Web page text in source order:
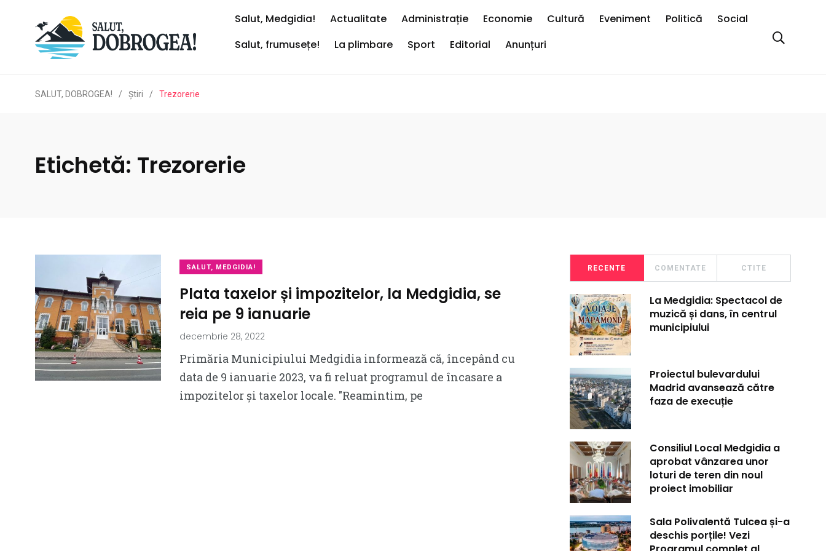
Salut, Medgidia! Actualitate Administrație Economie Cultură Eveniment Politică
Social
Salut, frumusețe!
La plimbare Sport Editorial Anunțuri
SALUT, DOBROGEA! / Ştiri / Trezorerie
Etichetă: Trezorerie
SALUT, MEDGIDIA!
Plata taxelor și impozitelor, la Medgidia, se
reia pe 9 ianuarie
decembrie 28, 2022
Primăria Municipiului Medgidia informează că, începând cu
data de 9 ianuarie 2023, va fi reluat programul de încasare a
impozitelor și taxelor locale. ″Reamintim, pe
RECENTE COMENTATE CTITE
La Medgidia: Spectacol de
muzică și dans, în centrul
municipiului
Proiectul bulevardului
Madrid avansează către
faza de execuție
Consiliul Local Medgidia a
aprobat vânzarea unor
loturi de teren din noul
proiect imobiliar
Sala Polivalentă Tulcea și-a
deschis porțile! Vezi